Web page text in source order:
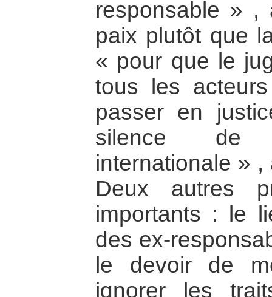
responsable » ,
paix plutôt que
« pour que le
tous les
passer en
silence de
internationale » ,
Deux autres
importants : le
des ex-
le devoir de
ignorer les